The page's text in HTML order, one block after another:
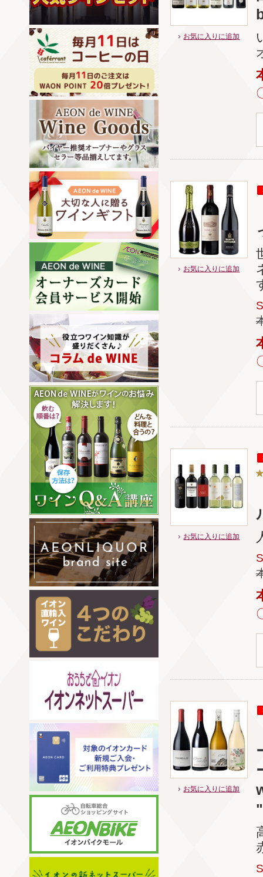
お気に入りに追加
お気に入りに追加
お気に入りに追加
お気に入りに追加